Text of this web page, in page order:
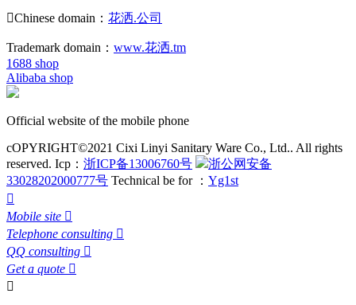
Chinese domain： 花洒.公司
Trademark domain： www.花洒.tm
1688 shop
Alibaba shop
Official website of the mobile phone
cOPYRIGHT©2021 Cixi Linyi Sanitary Ware Co., Ltd.. All rights
reserved. Icp： 浙ICP备13006760号
浙公网安备
33028202000777号 Technical be for ： Yg1st

Mobile site 
Telephone consulting 
QQ consulting 
Get a quote 
